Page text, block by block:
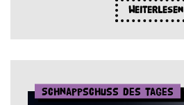
Weiterlesen
Schnappschuss des Tages